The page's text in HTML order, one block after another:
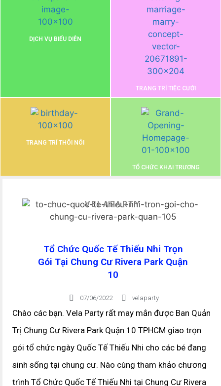
DỊCH VỤ BIỂU DIỄN
TRANG TRÍ TIỆC CƯỚI
TRANG TRÍ THÔI NÔI
TỔ CHỨC KHAI TRƯƠNG
VELAPARTY
Tổ Chức Quốc Tế Thiếu Nhi Trọn
Gói Tại Chung Cư Rivera Park Quận
10
07/06/2022 velaparty
Chào các bạn. Vela Party rất may mắn được Ban Quản
Trị Chung Cư Rivera Park Quận 10 TPHCM giao trọn
gói tổ chức ngày Quốc Tế Thiếu Nhi cho các bé đang
sinh sống tại chung cư. Nào cùng tham khảo chương
trình Tổ Chức Quốc Tế Thiếu Nhi tại Chung Cư Rivera